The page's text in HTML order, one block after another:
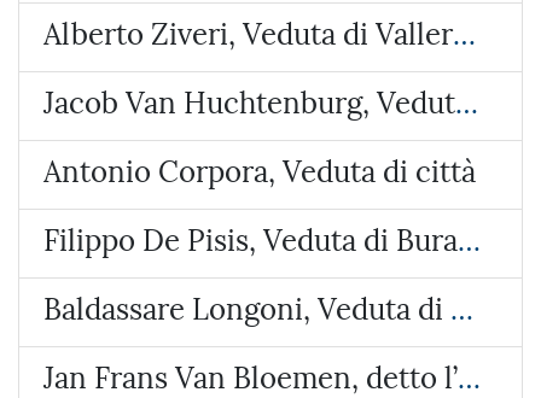
Alberto Ziveri, Veduta di Vallerano
Jacob Van Huchtenburg, Veduta di Piazza Colonna
Antonio Corpora, Veduta di città
Filippo De Pisis, Veduta di Burano
Baldassare Longoni, Veduta di Arosio (Brianza)
Jan Frans Van Bloemen, detto l’Orizzonte, Veduta del castello di Lunghezza